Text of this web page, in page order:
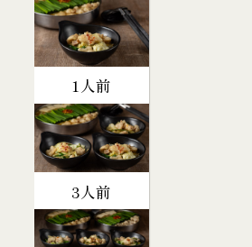
1人前
3人前